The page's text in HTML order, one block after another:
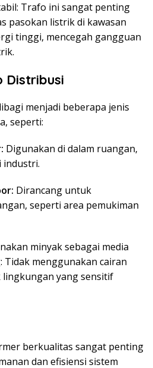
Trafo ini sangat penting
pasokan listrik di kawasan
tinggi, mencegah gangguan
Distribusi
menjadi beberapa jenis
seperti:
Digunakan di dalam ruangan,
industri.
Dirancang untuk
seperti area pemukiman
minyak sebagai media
menggunakan cairan
yang sensitif
berkualitas sangat penting
dan efisiensi sistem